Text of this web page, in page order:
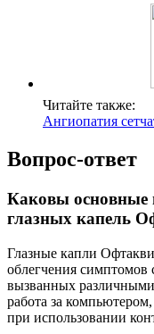
Читайте также:
Ангиопатия
Вопрос-ответ
Каковы основные
глазных капель
Глазные капли
облегчения симптомов
вызванных
работа за
при использовании